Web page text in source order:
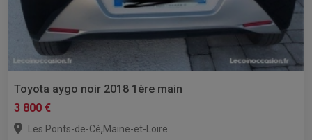
Toyota aygo noir 2018 1ère main
3 800 €
Les Ponts-de-Cé,Maine-et-Loire